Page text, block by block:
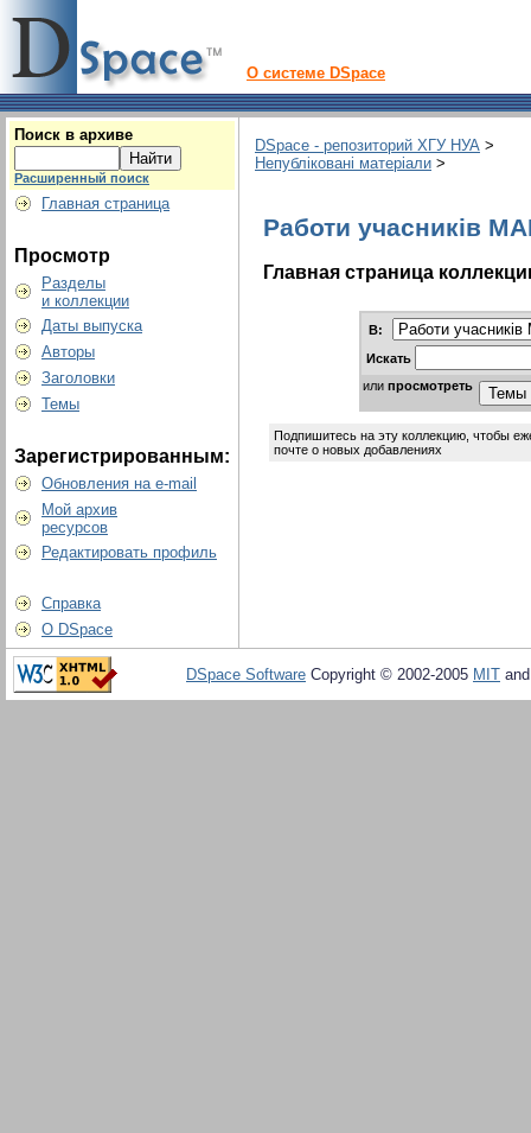
О системе DSpace
Поиск в архиве
Расширенный поиск
Главная страница
Просмотр
Разделы
и коллекции
Даты выпуска
Авторы
Заголовки
Темы
Зарегистрированным:
Обновления на e-mail
Мой архив
ресурсов
Редактировать профиль
Справка
О DSpace
DSpace - репозиторий ХГУ НУА >
Непубліковані матеріали >
Работи учасників
Главная страница
В:
Искать
или просмотреть
Подпишитесь на эту коллекцию, чтобы
почте о новых добавлениях
DSpace Software Copyright © 2002-2005 MIT